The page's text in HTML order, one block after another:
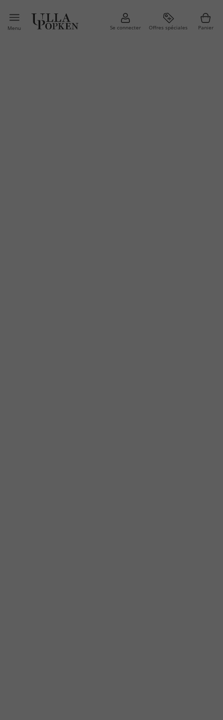
Menu Se connecter Offres spéciales Panier